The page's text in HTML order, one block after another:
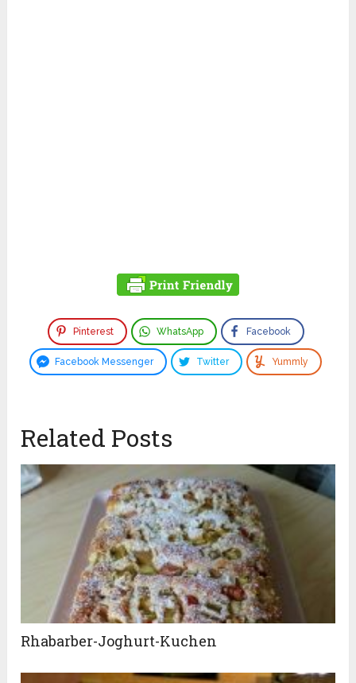
Pinterest WhatsApp Facebook
Facebook Messenger Twitter Yummly
Related Posts
Rhabarber-Joghurt-Kuchen